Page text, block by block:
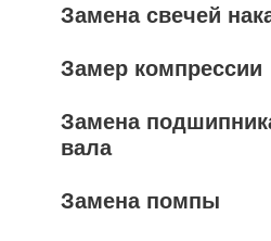
Замена свечей
Замер компрессии
Замена
вала
Замена помпы